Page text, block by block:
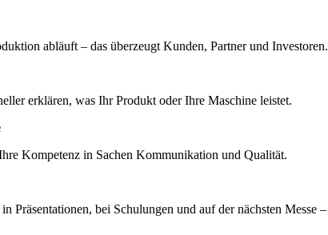
abläuft – das überzeugt Kunden, Partner und Investoren.
erklären, was Ihr Produkt oder Ihre Maschine leistet.
Kompetenz in Sachen Kommunikation und Qualität.
bei Schulungen und auf der nächsten Messe –